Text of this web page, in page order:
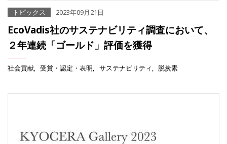
トピックス 2023年09月21日
EcoVadis社のサステナビリティ調査において、
２年連続「ゴールド」評価を獲得
社会貢献 受賞・認定・表明 サステナビリティ 脱炭素